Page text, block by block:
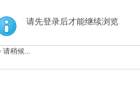
请先登录后才能继续浏览
请稍候...